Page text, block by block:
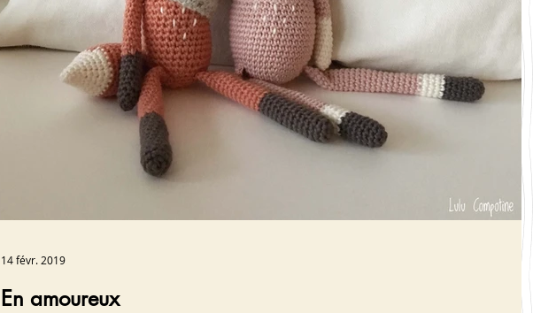
En amoureux
14 févr. 2019